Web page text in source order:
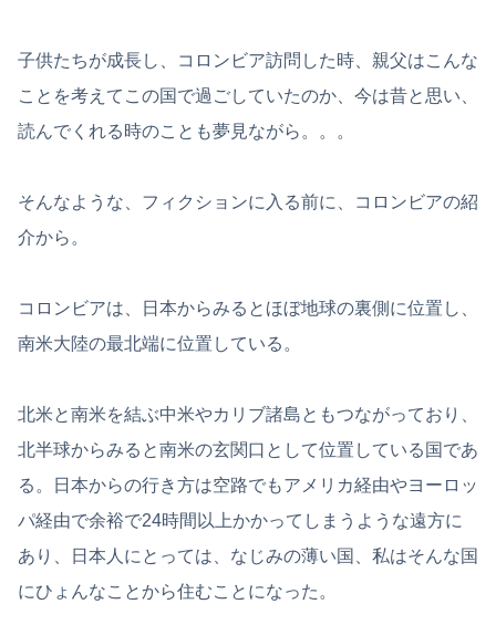
子供たちが成長し、コロンビア訪問した時、親父はこんな
ことを考えてこの国で過ごしていたのか、今は昔と思い、
読んでくれる時のことも夢見ながら。。。
そんなような、フィクションに入る前に、コロンビアの紹
介から。
コロンビアは、日本からみるとほぼ地球の裏側に位置し、
南米大陸の最北端に位置している。
北米と南米を結ぶ中米やカリブ諸島ともつながっており、
北半球からみると南米の玄関口として位置している国であ
る。日本からの行き方は空路でもアメリカ経由やヨーロッ
パ経由で余裕で24時間以上かかってしまうような遠方に
あり、日本人にとっては、なじみの薄い国、私はそんな国
にひょんなことから住むことになった。